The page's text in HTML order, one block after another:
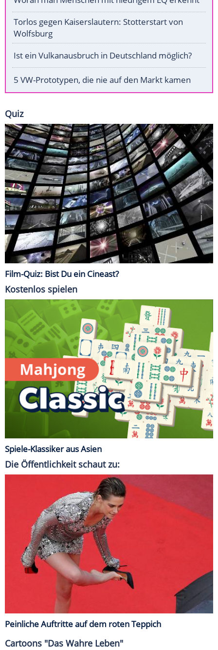
Torlos gegen Kaiserslautern: Stotterstart von
Wolfsburg
Ist ein Vulkanausbruch in Deutschland möglich?
5 VW-Prototypen, die nie auf den Markt kamen
Quiz
Film-Quiz: Bist Du ein Cineast?
Kostenlos spielen
Spiele-Klassiker aus Asien
Die Öffentlichkeit schaut zu:
Peinliche Auftritte auf dem roten Teppich
Cartoons "Das Wahre Leben"